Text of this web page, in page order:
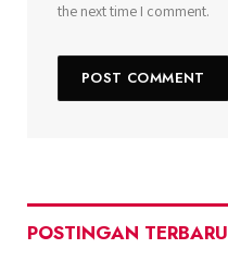
the next time I comment.
POSTINGAN TERBARU